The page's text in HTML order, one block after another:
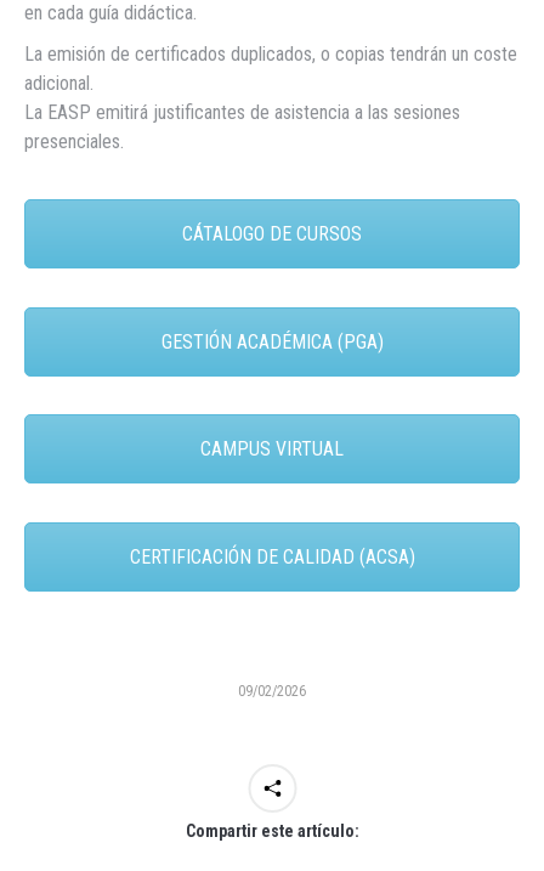
en cada guía didáctica.
La emisión de certificados duplicados, o copias tendrán un coste
adicional.
La EASP emitirá justificantes de asistencia a las sesiones
presenciales.
CÁTALOGO DE CURSOS
GESTIÓN ACADÉMICA (PGA)
CAMPUS VIRTUAL
CERTIFICACIÓN DE CALIDAD (ACSA)
09/02/2026
Compartir este artículo: